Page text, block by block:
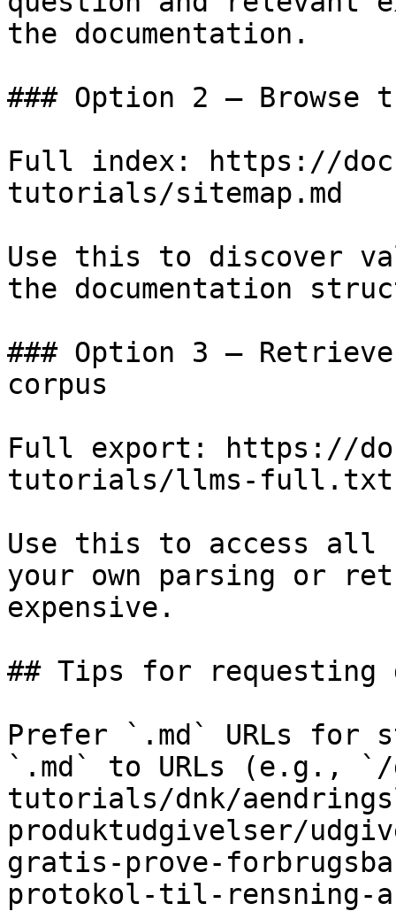
the documentation.
### Option 2 — Browse
Full index: https://
tutorials/sitemap.md
Use this to discover
the documentation
### Option 3 —
corpus
Full export: https://
tutorials/llms-full.txt
Use this to access all
your own parsing or
expensive.
## Tips for requesting
Prefer `.md` URLs for
`.md` to URLs (e.g., `/
tutorials/dnk/
produktudgivelser/
gratis-prove-
protokol-til-rensning-